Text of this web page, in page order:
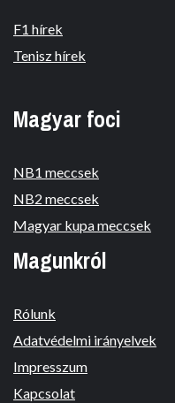
F1 hírek
Tenisz hírek
Magyar foci
NB1 meccsek
NB2 meccsek
Magyar kupa meccsek
Magunkról
Rólunk
Adatvédelmi irányelvek
Impresszum
Kapcsolat